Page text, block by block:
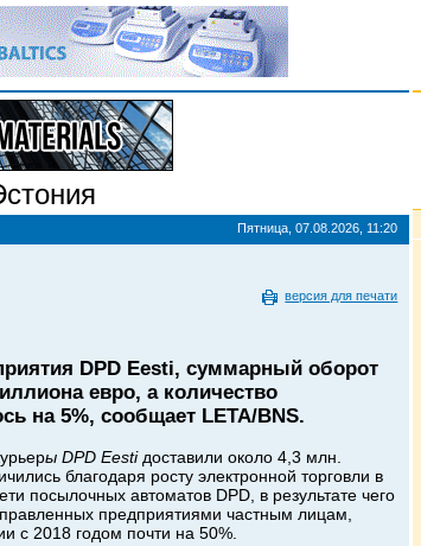
Пятница, 07.08.2026, 11:20
версия для печати
DPD Eesti, суммарный оборот
евро, а количество
на 5%, сообщает LETA/BNS.
ы DPD Eesti доставили около 4,3 млн.
благодаря росту электронной торговли в
посылочных автоматов DPD, в результате чего
предприятиями частным лицам,
с 2018 годом почти на 50%.